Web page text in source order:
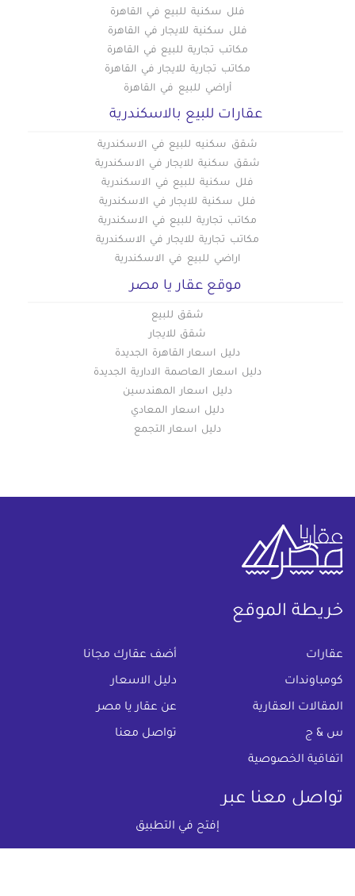
إفتح في التطبيق
فلل سكنية للبيع في القاهرة
فلل سكنية للايجار في القاهرة
مكاتب تجارية للبيع في القاهرة
مكاتب تجارية للايجار في القاهرة
أراضي للبيع في القاهرة
عقارات للبيع بالاسكندرية
شقق سكنيه للبيع في الاسكندرية
شقق سكنية للايجار في الاسكندرية
فلل سكنية للبيع في الاسكندرية
فلل سكنية للايجار في الاسكندرية
مكاتب تجارية للبيع في الاسكندرية
مكاتب تجارية للايجار في الاسكندرية
اراضي للبيع في الاسكندرية
موقع عقار يا مصر
شقق للبيع
شقق للايجار
دليل اسعار القاهرة الجديدة
دليل اسعار العاصمة الادارية الجديدة
دليل اسعار المهندسين
دليل اسعار المعادي
دليل اسعار التجمع
خريطة الموقع
عقارات أضف عقارك مجانا
كومباوندات دليل الاسعار
المقالات العقارية عن عقار يا مصر
س & ج تواصل معنا
اتفاقية الخصوصية
تواصل معنا عبر